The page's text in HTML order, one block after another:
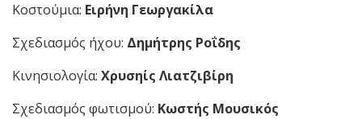
Κοστούμια: Ειρήνη Γεωργακίλα
Σχεδιασμός ήχου: Δημήτρης Ροΐδης
Κινησιολογία: Χρυσηίς Λιατζιβίρη
Σχεδιασμός φωτισμού: Κωστής Μουσικός